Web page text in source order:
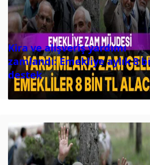
Kira ve alışveriş yardımı
zamlandı: Emekliye aylık 8
destek